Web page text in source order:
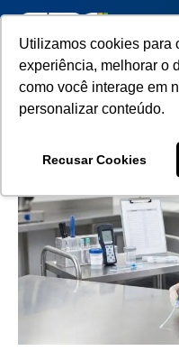
Utilizamos cookies para
experiência, melhorar o
como você interage em
personalizar conteúdo.
Recusar Cookies
Verificação de
controle de